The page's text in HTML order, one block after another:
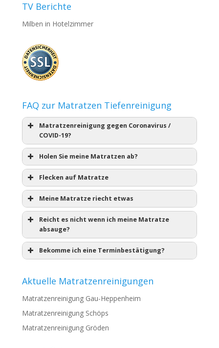
TV Berichte
Milben in Hotelzimmer
FAQ zur Matratzen Tiefenreinigung
Matratzenreinigung gegen Coronavirus /
COVID-19?
Holen Sie meine Matratzen ab?
Flecken auf Matratze
Meine Matratze riecht etwas
Reicht es nicht wenn ich meine Matratze
absauge?
Bekomme ich eine Terminbestätigung?
Aktuelle Matratzenreinigungen
Matratzenreinigung Gau-Heppenheim
Matratzenreinigung Schöps
Matratzenreinigung Gröden